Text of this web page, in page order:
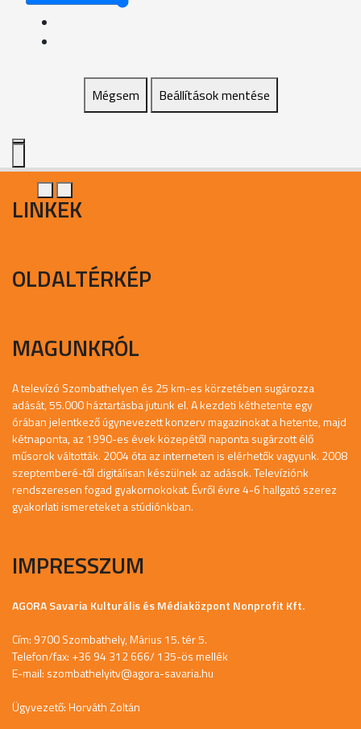
Mégsem Beállítások mentése
LINKEK
OLDALTÉRKÉP
MAGUNKRÓL
A televízó Szombathelyen és 25 km-es körzetében sugározza
adását, 55.000 háztartásba jutunk el. A kezdeti kéthetente egy
órában jelentkező úgynevezett konzerv magazinokat a hetente, majd
kétnaponta, az 1990-es évek közepétől naponta sugárzott élő
műsorok váltották. 2004 óta az interneten is elérhetők vagyunk. 2008
szeptemberé-től digitálisan készülnek az adások. Televíziónk
rendszeresen fogad gyakornokokat. Évről évre 4-6 hallgató szerez
gyakorlati ismereteket a stúdiónkban.
IMPRESSZUM
AGORA Savaria Kulturális és Médiaközpont Nonprofit Kft.
Cím: 9700 Szombathely, Márius 15. tér 5.
Telefon/fax: +36 94 312 666/ 135-ös mellék
E-mail: szombathelyitv@agora-savaria.hu
Ügyvezető: Horváth Zoltán